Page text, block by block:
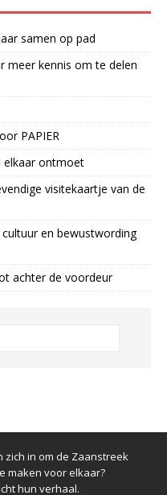
samen op pad
meer kennis om te delen
PAPIER
elkaar ontmoet
visitekaartje van de
en bewustwording
achter de voordeur
in om de Zaanstreek
maken voor elkaar?
hun verhaal.